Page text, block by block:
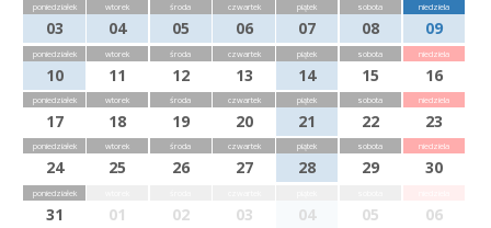
poniedziałek
03
wtorek
04
środa
05
czwartek
06
piątek
07
sobota
08
niedziela
09
poniedziałek
10
wtorek
11
środa
12
czwartek
13
piątek
14
sobota
15
niedziela
16
poniedziałek
17
wtorek
18
środa
19
czwartek
20
piątek
21
sobota
22
niedziela
23
poniedziałek
24
wtorek
25
środa
26
czwartek
27
piątek
28
sobota
29
niedziela
30
poniedziałek
31 01 02 03 04 05 06